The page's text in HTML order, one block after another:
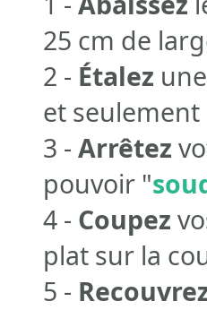
25 cm de
2 - Étalez
et
3 - Arrêtez
pouvoir "
4 - Coupez
plat sur la
5 -